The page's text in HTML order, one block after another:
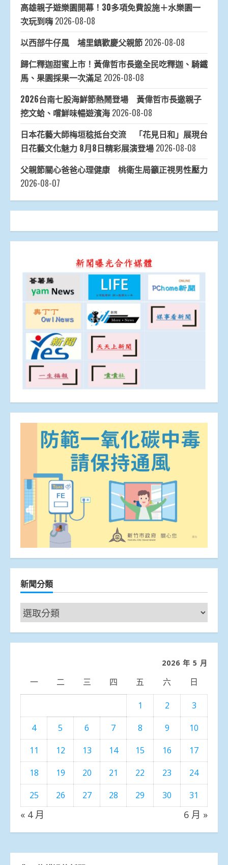
高雄親子遊樂園開幕！30多項免費設施＋水樂園一
次玩到嗨 2026-08-08
以西部牛仔風 埔里鎮歡慶父親節 2026-08-08
歸仁釋迦甜蜜上市！黃偉哲市長邀全民吃釋迦、騎鐵
馬、果園採果一次滿足 2026-08-08
2026台南七股海鮮節熱鬧登場 黃偉哲市長邀親子
挖文蛤、嚐鮮味暢遊濱海 2026-08-08
日本花藝大師梅垣稔抵台交流 「花見日和」展現台
日花藝文化魅力 8月8日精彩展演登場 2026-08-08
父親節關心爸爸心理健康 桃衛生局籲正視男性壓力
2026-08-07
新聞分類
新
聞
分
2026 年 5 月
一 二 三 四 五 六 日
1 2
3
4
5 6 7 8 9
10
11
12 13 14 15 16
17
18
19 20 21 22 23
24
25
26 27 28 29 30 31
« 4 月 6 月 »